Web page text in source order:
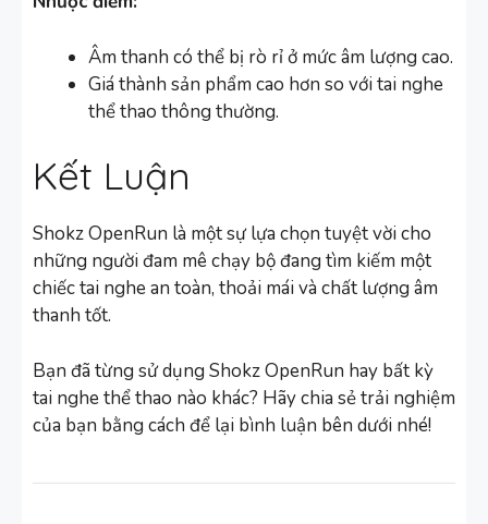
Âm thanh có thể bị rò rỉ ở mức âm lượng cao.
Giá thành sản phẩm cao hơn so với tai nghe
thể thao thông thường.
Kết Luận
Shokz OpenRun là một sự lựa chọn tuyệt vời cho
những người đam mê chạy bộ đang tìm kiếm một
chiếc tai nghe an toàn, thoải mái và chất lượng âm
thanh tốt.
Bạn đã từng sử dụng Shokz OpenRun hay bất kỳ
tai nghe thể thao nào khác? Hãy chia sẻ trải nghiệm
của bạn bằng cách để lại bình luận bên dưới nhé!